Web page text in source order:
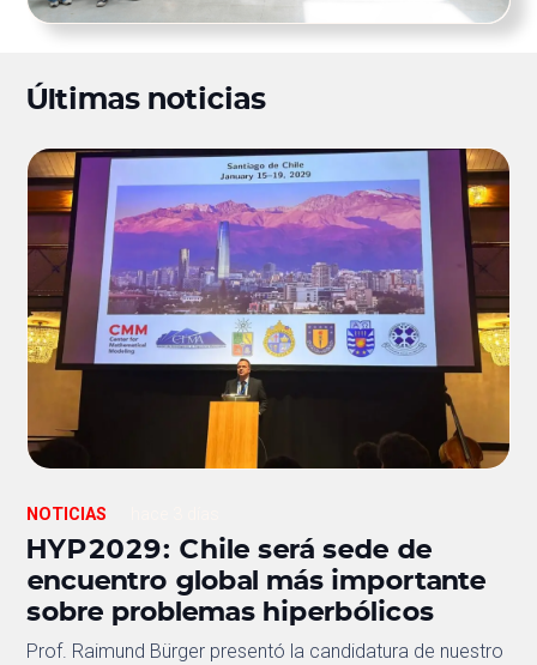
Últimas noticias
NOTICIAS
HYP2029: Chile será sede de
encuentro global más importante
sobre problemas hiperbólicos
Prof. Raimund Bürger presentó la candidatura de nuestro